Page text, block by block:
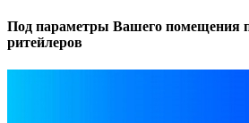
Под параметры Вашего помещения
ритейлеров